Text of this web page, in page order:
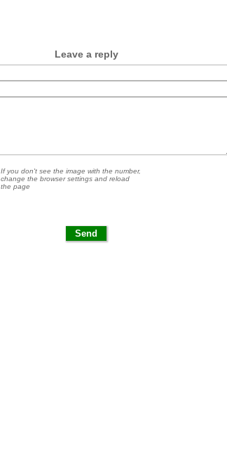
Leave a reply
If you don't see the image with the number,
change the browser settings and reload
the page